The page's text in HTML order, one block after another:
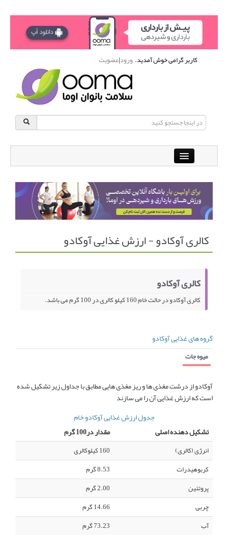
کاربر گرامی خوش آمدید.ورود|عضویت
باشگاه آنلاین ورزشی اوما
دانشنامه سلامت بانوان پرسش و پاسخ
انجمن متخصصین زنان و اوما انتخاب نام کودک
تماس با ما
کالری آوکادو - ارزش غذایی آوکادو
کالری آوکادو
کالری آوکادو در حالت خام 160 کیلو کالری در 100 گرم می باشد.
گروه های غذایی آوکادو
میوه جات
آوکادو از درشت مغذی ها و ریز مغذی هایی مطابق با جداول زیر تشکیل شده
است که ارزش غذایی آن را می سازند
جدول ارزش غذایی آوکادو خام
تشکیل دهنده اصلی
مقدار در100 گرم
انرژی (کالری)
160 کیلوکالری
کربوهیدرات
8.53 گرم
پروتئین
2.00 گرم
چربی
14.66 گرم
آب
73.23 گرم